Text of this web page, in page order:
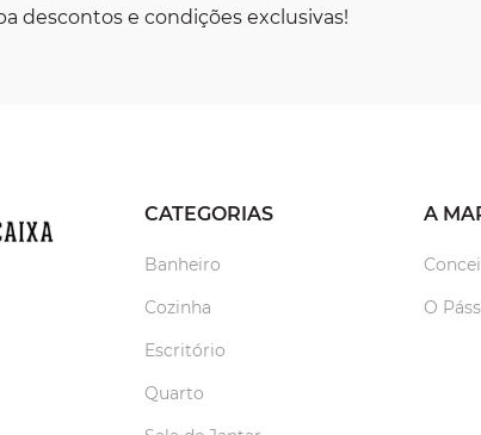
descontos e condições exclusivas!
CATEGORIAS
Banheiro
Cozinha
Escritório
Quarto
A
O